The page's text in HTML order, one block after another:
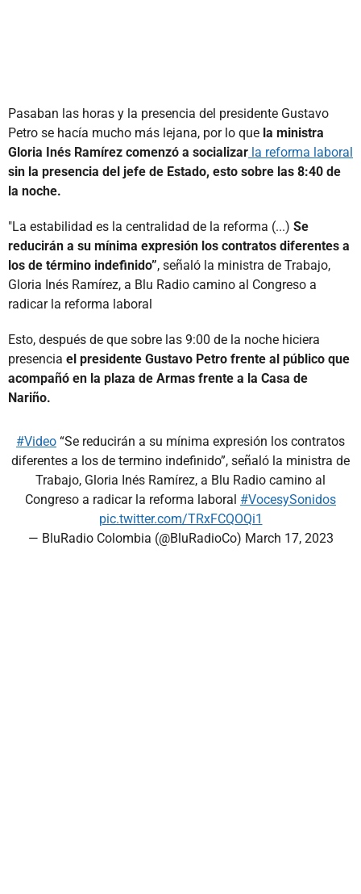
Pasaban las horas y la presencia del presidente Gustavo
Petro se hacía mucho más lejana, por lo que la ministra
Gloria Inés Ramírez comenzó a socializar la reforma laboral
sin la presencia del jefe de Estado, esto sobre las 8:40 de
la noche.
"La estabilidad es la centralidad de la reforma (...) Se
reducirán a su mínima expresión los contratos diferentes a
los de término indefinido”, señaló la ministra de Trabajo,
Gloria Inés Ramírez, a Blu Radio camino al Congreso a
radicar la reforma laboral
Esto, después de que sobre las 9:00 de la noche hiciera
presencia el presidente Gustavo Petro frente al público que
acompañó en la plaza de Armas frente a la Casa de
Nariño.
#Video “Se reducirán a su mínima expresión los contratos
diferentes a los de termino indefinido”, señaló la ministra de
Trabajo, Gloria Inés Ramírez, a Blu Radio camino al
Congreso a radicar la reforma laboral #VocesySonidos
pic.twitter.com/TRxFCQOQi1
— BluRadio Colombia (@BluRadioCo) March 17, 2023